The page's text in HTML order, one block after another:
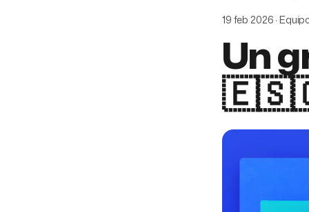
19 feb 2026 ·
Un